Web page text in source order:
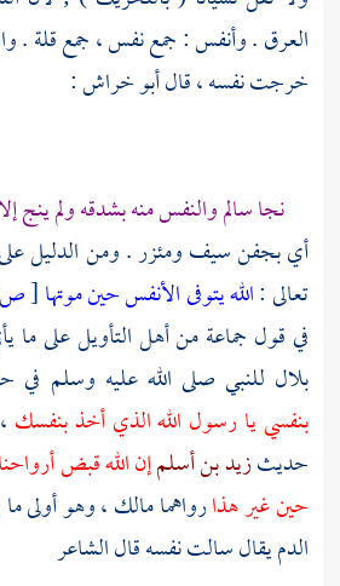
العرق . وأنفس : جمع نفس ، جمع قلة .
خرجت نفسه ، قالأبو خراش:
نجا سالم والنفس منه بشدقه ولم
أي بجفن سيف ومئزر . ومن الدليل
تعالى :الله يتوفى الأنفس حين موتها[
في قول جماعة من أهل التأويل على ما
بلال للنبي صلى الله عليه وسلم في
بنفسي يا رسول الله الذي أخذ بنفسك
حديثزيد بن أسلمإن الله قبض
حين غير هذارواهمامالك، وهو أولى
الدم يقال سالت نفسه قال الشاعر